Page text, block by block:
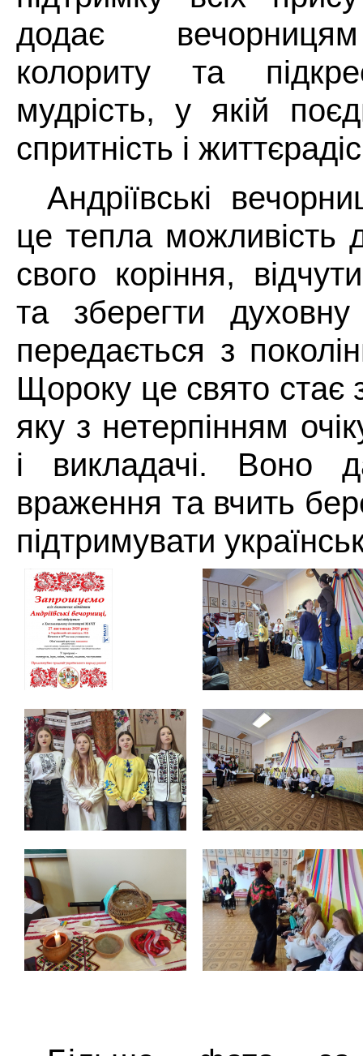
додає
колориту та
мудрість, у якій
спритність і
Андріївські
це тепла можливість
свого коріння,
та зберегти
передається з
Щороку це свято стає
яку з нетерпінням
і викладачі. Воно
враження та вчить
підтримувати